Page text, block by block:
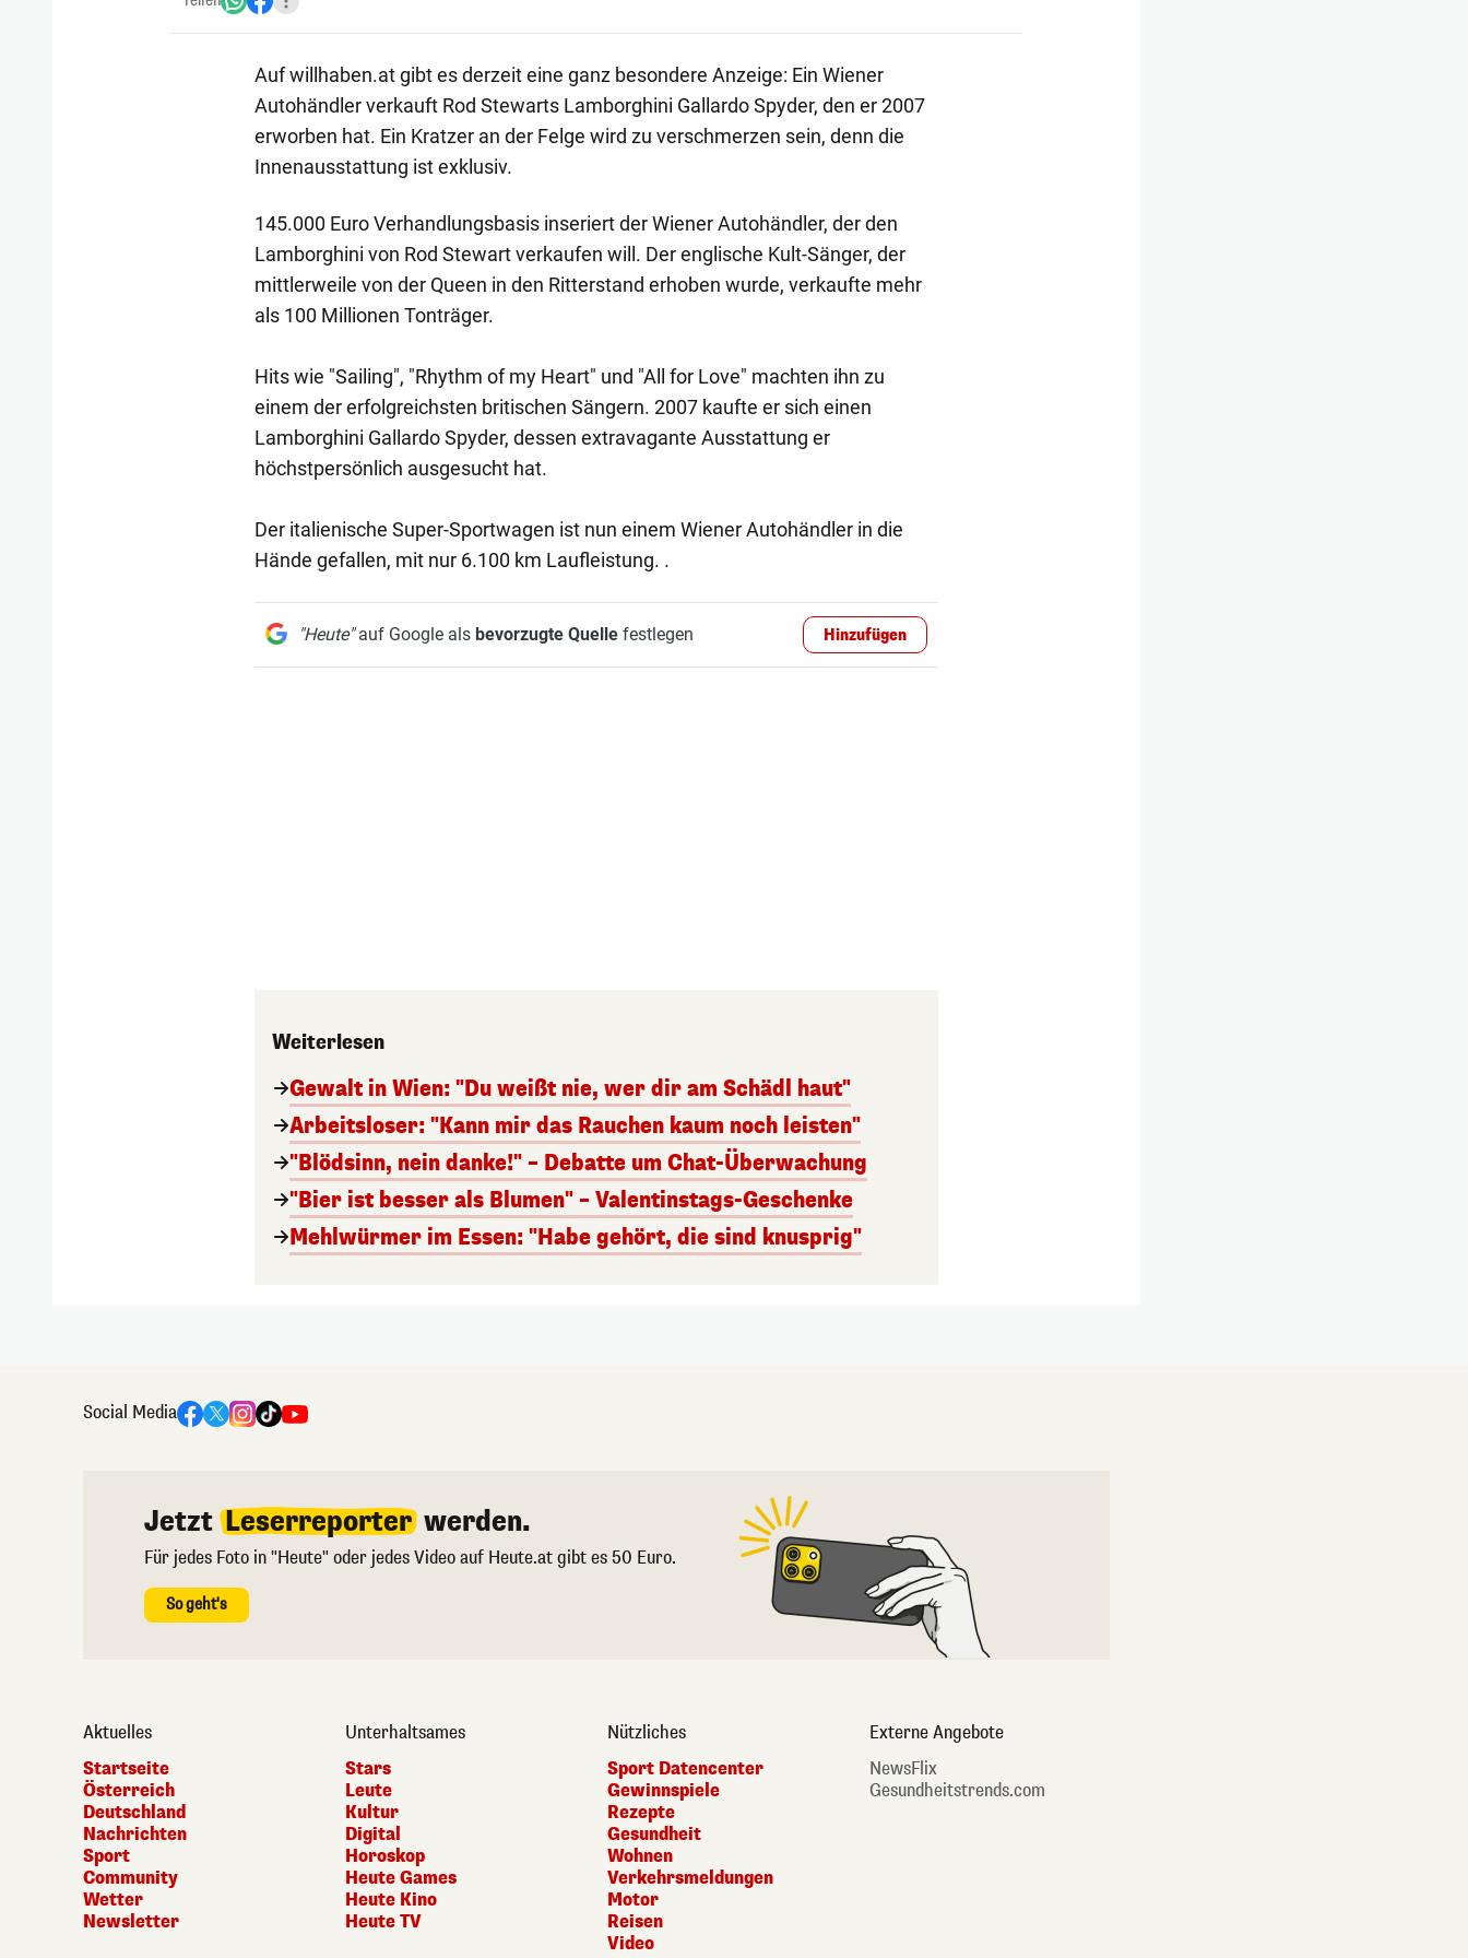
Auf willhaben.at gibt es derzeit eine ganz besondere Anzeige: Ein Wiener
Autohändler verkauft Rod Stewarts Lamborghini Gallardo Spyder, den er 2007
erworben hat. Ein Kratzer an der Felge wird zu verschmerzen sein, denn die
Innenausstattung ist exklusiv.
145.000 Euro Verhandlungsbasis inseriert der Wiener Autohändler, der den
Lamborghini von Rod Stewart verkaufen will. Der englische Kult-Sänger, der
mittlerweile von der Queen in den Ritterstand erhoben wurde, verkaufte mehr
als 100 Millionen Tonträger.
Hits wie "Sailing", "Rhythm of my Heart" und "All for Love" machten ihn zu
einem der erfolgreichsten britischen Sängern. 2007 kaufte er sich einen
Lamborghini Gallardo Spyder, dessen extravagante Ausstattung er
höchstpersönlich ausgesucht hat.
Der italienische Super-Sportwagen ist nun einem Wiener Autohändler in die
Hände gefallen, mit nur 6.100 km Laufleistung. .
"Heute"auf Google als bevorzugte Quellefestlegen Hinzufügen
Weiterlesen
Gewalt in Wien: "Du weißt nie, wer dir am Schädl haut"
Arbeitsloser: "Kann mir das Rauchen kaum noch leisten"
"Blödsinn, nein danke!" – Debatte um Chat-Überwachung
"Bier ist besser als Blumen" – Valentinstags-Geschenke
Mehlwürmer im Essen: "Habe gehört, die sind knusprig"
Social Media
Jetzt Leserreporter werden.
Für jedes Foto in "Heute" oder jedes Video auf Heute.at gibt es 50 Euro.
So geht's
Aktuelles
Startseite
Österreich
Deutschland
Nachrichten
Sport
Community
Wetter
Newsletter
Unterhaltsames
Stars
Leute
Kultur
Digital
Horoskop
Heute Games
Heute Kino
Heute TV
Nützliches
Sport Datencenter
Gewinnspiele
Rezepte
Gesundheit
Wohnen
Verkehrsmeldungen
Motor
Reisen
Video
Externe Angebote
NewsFlix
Gesundheitstrends.com